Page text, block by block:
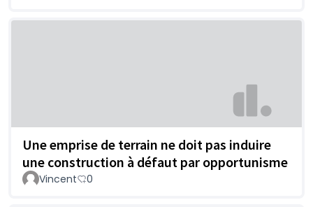
Une emprise de terrain ne doit pas induire
une construction à défaut par opportunisme
Vincent 0